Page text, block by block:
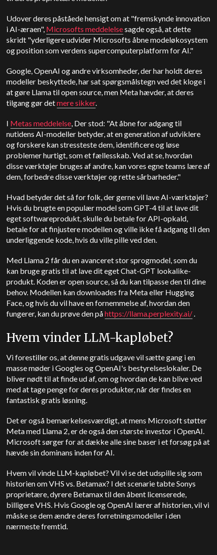
Udover deres påståede hensigt om at "fremskynde innovation
i AI-æraen", Microsofts meddelelsesagde også, at dette
skridt "yderligere udvider Microsofts åbne modeløkosystem
og position som verdens supercomputerplatform for AI."
Google, OpenAI og andre virksomheder, der har holdt deres
modeller beskyttede, har sat spørgsmålstegn ved det kloge i
at gøre Llama til open source, men Meta hævder, at deres
tilgang gør detmere sikker.
I Metas meddelelse, Der stod: "At åbne for adgang til
nutidens AI-modeller betyder, at en generation af udviklere
og forskere kan stressteste dem, identificere og løse
problemer hurtigt, som et fællesskab. Ved at se, hvordan
disse værktøjer bruges af andre, kan vores egne teams lære af
dem, forbedre disse værktøjer og rette sårbarheder."
Hvad betyder det så for folk, der gerne vil lave AI-værktøjer?
Hvis du brugte en populær model som GPT-4 til at lave dit
eget softwareprodukt, skulle du betale for API-opkald,
betale for at finjustere modellen og ville ikke få adgang til den
underliggende kode, hvis du ville pille ved den.
Med Llama 2 får du en avanceret stor sprogmodel, som du
kan bruge gratis til at lave dit eget Chat-GPT lookalike-
produkt. Koden er open source, så du kan tilpasse den til dine
behov. Modellen kan downloades fra Meta eller Hugging
Face, og hvis du vil have en fornemmelse af, hvordan den
fungerer, kan du prøve den påhttps://llama.perplexity.ai/.
Hvem vinder LLM-kapløbet?
Vi forestiller os, at denne gratis udgave vil sætte gang i en
masse møder i Googles og OpenAI's bestyrelseslokaler. De
bliver nødt til at finde ud af, om og hvordan de kan blive ved
med at tage penge for deres produkter, når der findes en
fantastisk gratis løsning.
Det er også bemærkelsesværdigt, at mens Microsoft støtter
Meta med Llama 2, er de også den største investor i OpenAI.
Microsoft sørger for at dække alle sine baser i et forsøg på at
hævde sin dominans inden for AI.
Hvem vil vinde LLM-kapløbet? Vil vi se det udspille sig som
historien om VHS vs. Betamax? I det scenarie tabte Sonys
proprietære, dyrere Betamax til den åbent licenserede,
billigere VHS. Hvis Google og OpenAI lærer af historien, vil vi
måske se dem ændre deres forretningsmodeller i den
nærmeste fremtid.